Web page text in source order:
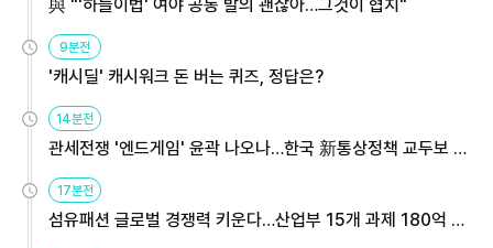
與 "'하늘이법' 여야 공동 발의 괜찮아…그것이 협치"
9분전
'캐시딜' 캐시워크 돈 버는 퀴즈, 정답은?
14분전
관세전쟁 '엔드게임' 윤곽 나오나…한국 新통상정책 교두보 활
17분전
섬유패션 글로벌 경쟁력 키운다…산업부 15개 과제 180억 지